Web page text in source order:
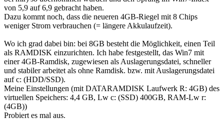
von 5,9 auf 6,9 gebracht haben.
Dazu kommt noch, dass die neueren 4GB-Riegel mit 8 Chips
weniger Strom verbrauchen (= längere Akkulaufzeit).
Wo ich grad dabei bin: bei 8GB besteht die Möglichkeit, einen Teil
als RAMDISK einzurichten. Ich habe festgestellt, das Win7 mit
einer 4GB-Ramdisk, zugewiesen als Auslagerungsdatei, schneller
und stabiler arbeitet als ohne Ramdisk. bzw. mit Auslagerungsdatei
auf c: (HDD/SSD).
Meine Einstellungen (mit DATARAMDISK Laufwerk R: 4GB) des
virtuellen Speichers: 4,4 GB, Lw c: (SSD) 400GB, RAM-Lw r:
(4GB))
Probiert es mal aus.